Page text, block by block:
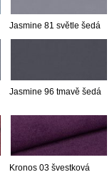
Jasmine 81 světle šedá
Jasmine 96 tmavě šedá
Kronos 03 švestková